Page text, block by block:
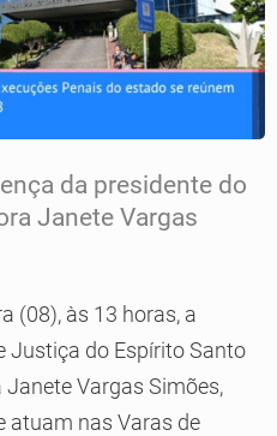
da presidente do
Janete Vargas
(08), às 13 horas, a
Justiça do Espírito Santo
Vargas Simões,
atuam nas Varas de